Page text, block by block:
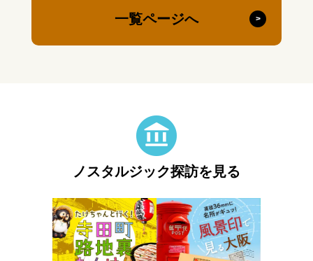
一覧ページへ
ノスタルジック探訪を見る